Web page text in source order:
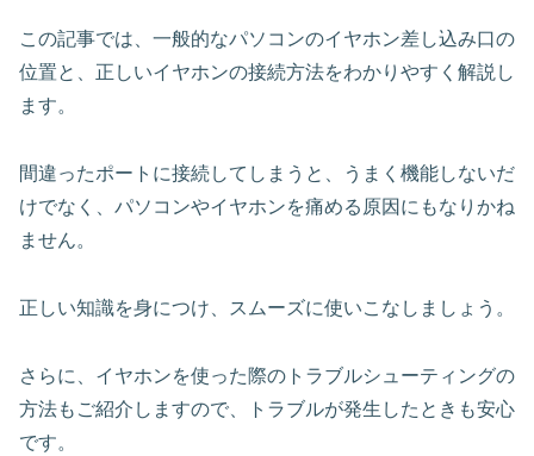
この記事では、一般的なパソコンのイヤホン差し込み口の
位置と、正しいイヤホンの接続方法をわかりやすく解説し
ます。
間違ったポートに接続してしまうと、うまく機能しないだ
けでなく、パソコンやイヤホンを痛める原因にもなりかね
ません。
正しい知識を身につけ、スムーズに使いこなしましょう。
さらに、イヤホンを使った際のトラブルシューティングの
方法もご紹介しますので、トラブルが発生したときも安心
です。